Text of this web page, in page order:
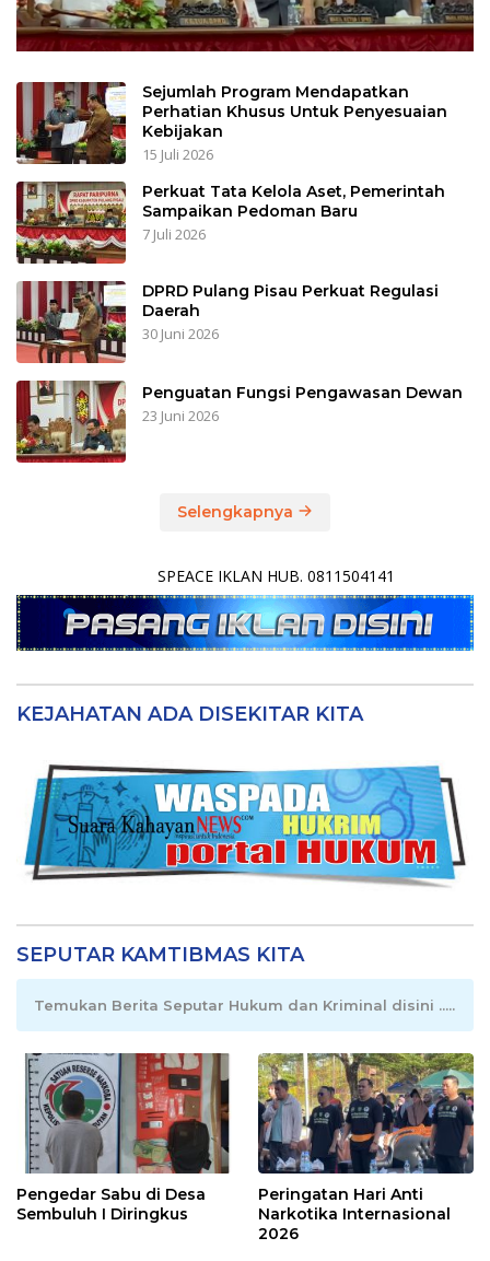
Sejumlah Program Mendapatkan
Perhatian Khusus Untuk Penyesuaian
Kebijakan
15 Juli 2026
Perkuat Tata Kelola Aset, Pemerintah
Sampaikan Pedoman Baru
7 Juli 2026
DPRD Pulang Pisau Perkuat Regulasi
Daerah
30 Juni 2026
Penguatan Fungsi Pengawasan Dewan
23 Juni 2026
Selengkapnya
SPEACE IKLAN HUB. 0811504141
KEJAHATAN ADA DISEKITAR KITA
SEPUTAR KAMTIBMAS KITA
Temukan Berita Seputar Hukum dan Kriminal disini .....
Pengedar Sabu di Desa
Sembuluh I Diringkus
Peringatan Hari Anti
Narkotika Internasional
2026